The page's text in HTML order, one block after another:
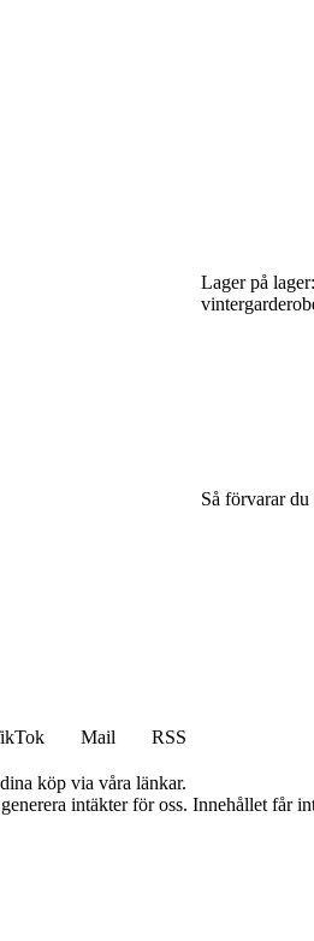
Lager på
Så förvarar
Mail
RSS
köp via våra länkar.
intäkter för oss. Innehållet får